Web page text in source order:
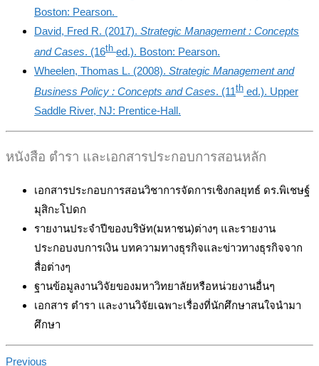
Boston: Pearson.
David, Fred R. (2017). Strategic Management : Concepts
and Cases. (16th ed.). Boston: Pearson.
Wheelen, Thomas L. (2008). Strategic Management and
Business Policy : Concepts and Cases. (11th ed.). Upper
Saddle River, NJ: Prentice-Hall.
หนังสือ ตำรา และเอกสารประกอบการสอนหลัก
เอกสารประกอบการสอนวิชาการจัดการเชิงกลยุทธ์ ดร.พิเชษฐ์
มุสิกะโปดก
รายงานประจำปีของบริษัท(มหาชน)ต่างๆ และรายงาน
ประกอบงบการเงิน บทความทางธุรกิจและข่าวทางธุรกิจจาก
สื่อต่างๆ
ฐานข้อมูลงานวิจัยของมหาวิทยาลัยหรือหน่วยงานอื่นๆ
เอกสาร ตำรา และงานวิจัยเฉพาะเรื่องที่นักศึกษาสนใจนํามา
ศึกษา
Previous